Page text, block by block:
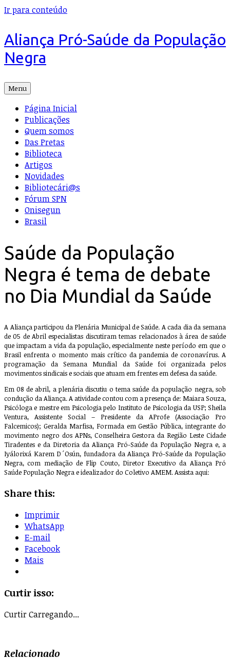
Ir para conteúdo
Aliança Pró-Saúde da População
Negra
Menu
Página Inicial
Publicações
Quem somos
Das Pretas
Biblioteca
Artigos
Novidades
Bibliotecári@s
Fórum SPN
Onisegun
Brasil
Saúde da População
Negra é tema de debate
no Dia Mundial da Saúde
A Aliança participou da Plenária Municipal de Saúde. A cada dia da semana
de 05 de Abril especialistas discutiram temas relacionados à área de saúde
que impactam a vida da população, especialmente neste período em que o
Brasil enfrenta o momento mais crítico da pandemia de coronavírus. A
programação da Semana Mundial da Saúde foi organizada pelos
movimentos sindicais e sociais que atuam em frentes em defesa da saúde.
Em 08 de abril, a plenária discutiu o tema saúde da população negra, sob
condução da Aliança. A atividade contou com a presença de: Maiara Souza,
Psicóloga e mestre em Psicologia pelo Instituto de Psicologia da USP; Sheila
Ventura, Assistente Social – Presidente da AProfe (Associação Pro
Falcemicos); Geralda Marfisa, Formada em Gestão Pública, integrante do
movimento negro dos APNs, Conselheira Gestora da Região Leste Cidade
Tiradentes e da Diretoria da Aliança Pró-Saúde da População Negra e, a
Iyálorixá Karem D´Osún, fundadora da Aliança Pró-Saúde da População
Negra, com mediação de Flip Couto, Diretor Executivo da Aliança Pró
Saúde População Negra e idealizador do Coletivo AMEM. Assista aqui:
Share this:
Imprimir
WhatsApp
E-mail
Facebook
Mais
Curtir isso:
CurtirCarregando...
Relacionado